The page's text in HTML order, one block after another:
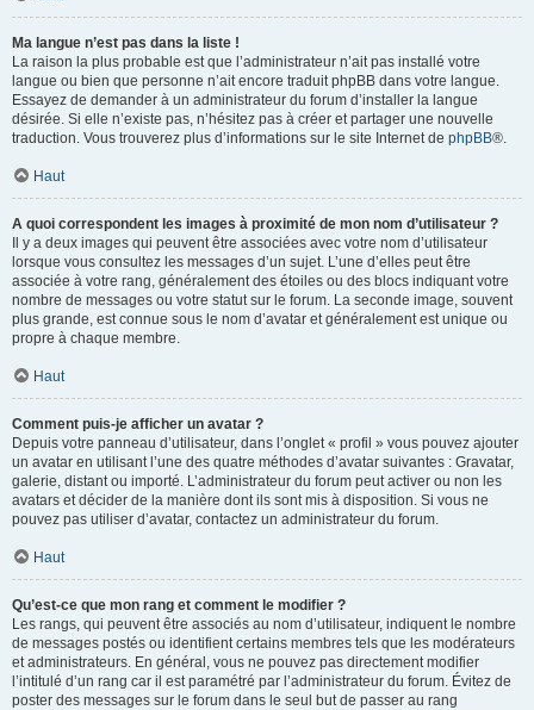
Ma langue n’est pas dans la liste !
La raison la plus probable est que l’administrateur n’ait pas installé votre
langue ou bien que personne n’ait encore traduit phpBB dans votre langue.
Essayez de demander à un administrateur du forum d’installer la langue
désirée. Si elle n’existe pas, n’hésitez pas à créer et partager une nouvelle
traduction. Vous trouverez plus d’informations sur le site Internet de phpBB®.
Haut
A quoi correspondent les images à proximité de mon nom d’utilisateur ?
Il y a deux images qui peuvent être associées avec votre nom d’utilisateur
lorsque vous consultez les messages d’un sujet. L’une d’elles peut être
associée à votre rang, généralement des étoiles ou des blocs indiquant votre
nombre de messages ou votre statut sur le forum. La seconde image, souvent
plus grande, est connue sous le nom d’avatar et généralement est unique ou
propre à chaque membre.
Haut
Comment puis-je afficher un avatar ?
Depuis votre panneau d’utilisateur, dans l’onglet « profil » vous pouvez ajouter
un avatar en utilisant l’une des quatre méthodes d’avatar suivantes : Gravatar,
galerie, distant ou importé. L’administrateur du forum peut activer ou non les
avatars et décider de la manière dont ils sont mis à disposition. Si vous ne
pouvez pas utiliser d’avatar, contactez un administrateur du forum.
Haut
Qu’est-ce que mon rang et comment le modifier ?
Les rangs, qui peuvent être associés au nom d’utilisateur, indiquent le nombre
de messages postés ou identifient certains membres tels que les modérateurs
et administrateurs. En général, vous ne pouvez pas directement modifier
l’intitulé d’un rang car il est paramétré par l’administrateur du forum. Évitez de
poster des messages sur le forum dans le seul but de passer au rang